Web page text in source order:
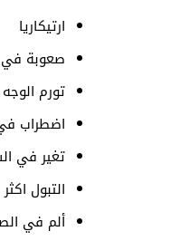
ارتيكاريا
صعوبة
تورم
اضطراب
تغير في
التبول
ألم في